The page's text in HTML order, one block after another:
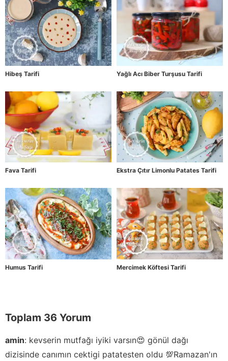
Hibeş Tarifi Yağlı Acı Biber Turşusu Tarifi
Fava Tarifi Ekstra Çıtır Limonlu Patates Tarifi
Humus Tarifi Mercimek Köftesi Tarifi
Toplam 36 Yorum
amin: kevserin mutfağı iyiki varsın😍 gönül dağı
dizisinde canımın cektigi patatesten oldu 💯Ramazan'ın